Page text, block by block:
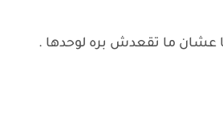
عشان ما تقعدش بره لوحدها .